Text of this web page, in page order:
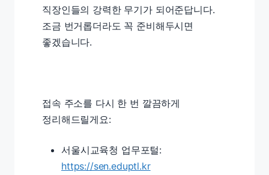
직장인들의 강력한 무기가 되어준답니다.
조금 번거롭더라도 꼭 준비해두시면
좋겠습니다.
접속 주소를 다시 한 번 깔끔하게
정리해드릴게요:
서울시교육청 업무포털:
https://sen.eduptl.kr